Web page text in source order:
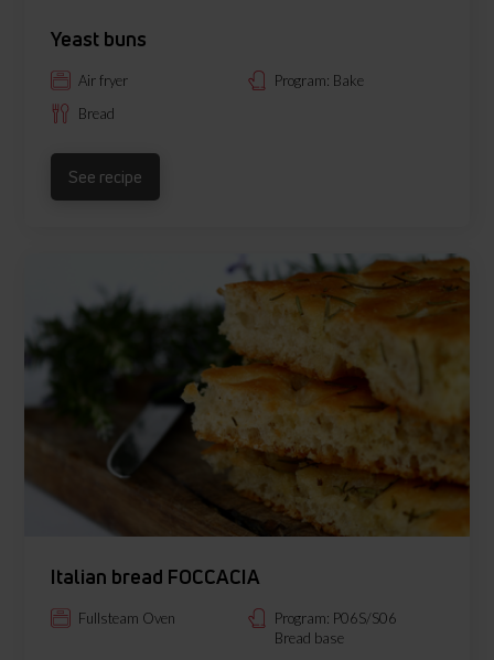
Yeast buns
Air fryer
Program: Bake
Bread
See recipe
Italian bread FOCCACIA
Fullsteam Oven
Program: P06S/S06
Bread base